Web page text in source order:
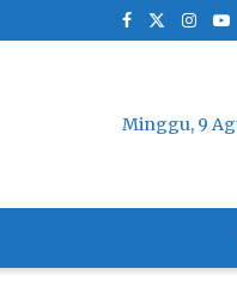
Minggu, 9